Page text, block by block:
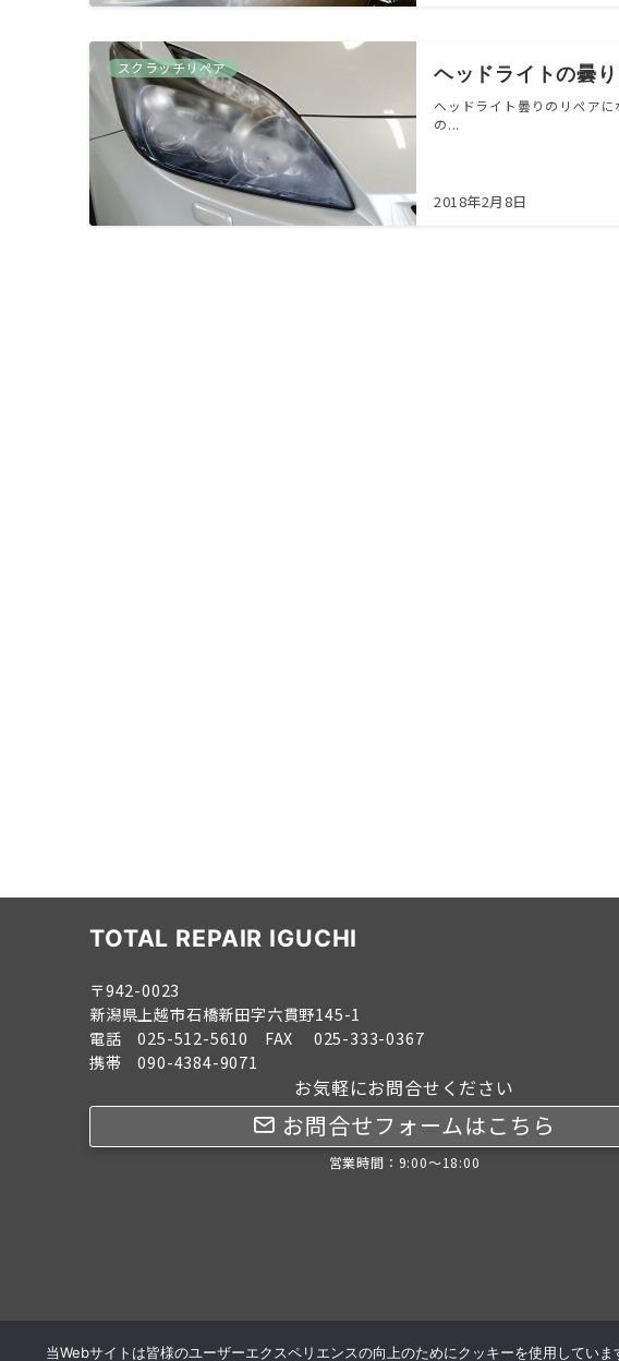
スクラッチリペア ヘッドライトの曇
ヘッドライト曇りのリペア
の...
2018年2月8日
TOTAL REPAIR IGUCHI
〒942-0023
新潟県上越市石橋新田字六貫野145-1
電話 025-512-5610 FAX 025-333-0367
携帯 090-4384-9071
お気軽にお問合せください
お問合せフォームはこちら
営業時間：9:00～18:00
当Webサイトは皆様のユーザーエクスペリエンスの向上のためにクッキーを使用してい